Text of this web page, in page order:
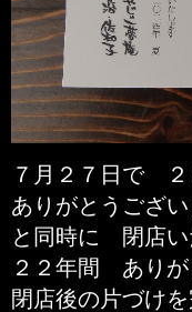
７月２７日で ２
ありがとうござい
と同時に 閉店い
２２年間 ありが
閉店後の片づけ